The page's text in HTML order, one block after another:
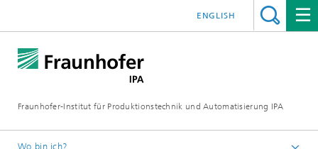
Fraunhofer-Institut für Produktionstechnik und Automatisierung IPA
ENGLISH
Wo bin ich?